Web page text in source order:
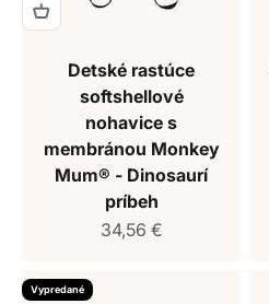
Detské rastúce
softshellové
nohavice s
membránou Monkey
Mum® - Dinosaurí
príbeh
Predajná cena
34,56 €
Vypredané